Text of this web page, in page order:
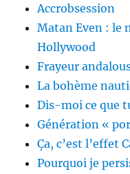
Accrobsession
Matan Even : le
Hollywood
Frayeur
La bohème
Dis-moi ce que
Génération «
Ça, c’est l’effet
Pourquoi je